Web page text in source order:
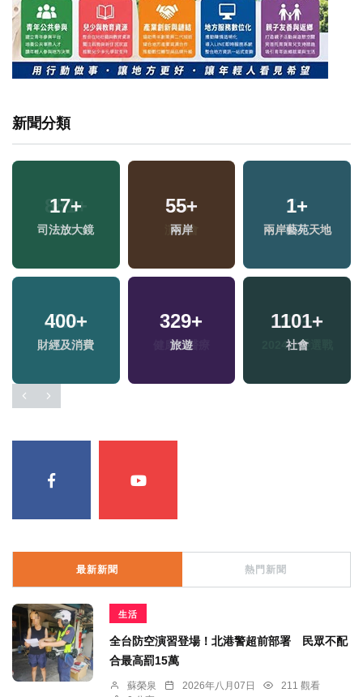
新聞分類
17+
司法放大鏡
55+
兩岸
1+
兩岸藝苑天地
400+
財經及消費
329+
旅遊
1101+
社會
最新新聞 熱門新聞
生活
全台防空演習登場！北港警超前部署 民眾不配
合最高罰15萬
蘇榮泉 2026年八月07日
211 觀看